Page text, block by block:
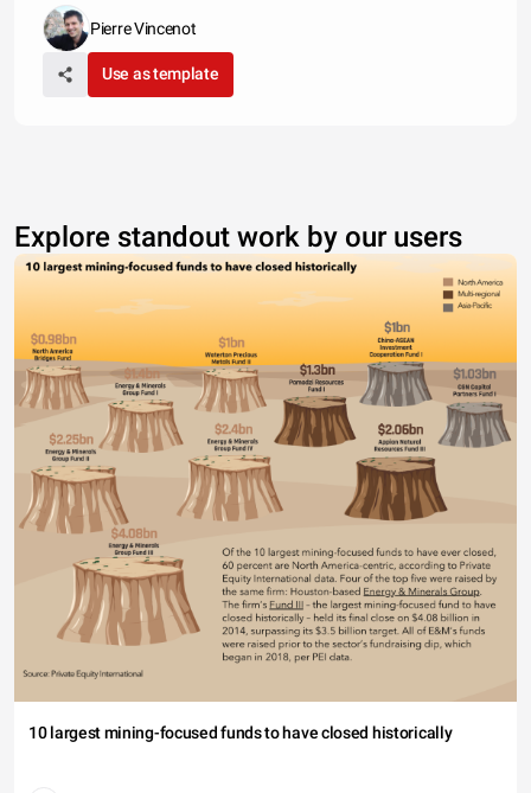
Pierre Vincenot
Use as template
Explore standout work by our users
10 largest mining-focused funds to have closed historically